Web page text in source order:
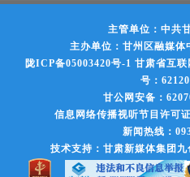
主管单位：中共
主办单位：甘州区融媒体
陇ICP备05003420号-1 甘肃省互
号：
甘公网安备：
信息网络传播视听节目许可
新闻热线：
技术支持：甘肃新媒体集团九